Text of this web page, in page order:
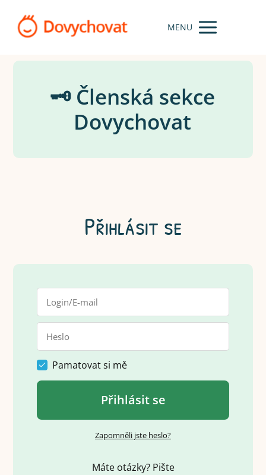
MENU
🗝️ Členská sekce
Dovychovat
Přihlásit se
Pamatovat si mě
Přihlásit se
Zapomněli jste heslo?
Máte otázky? Pište